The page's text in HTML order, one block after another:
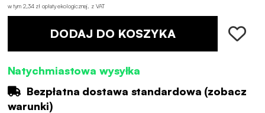
w tym 2,34 zł opłaty ekologicznej z VAT
DODAJ DO KOSZYKA
Natychmiastowa wysyłka
Bezpłatna dostawa standardowa (zobacz
warunki)